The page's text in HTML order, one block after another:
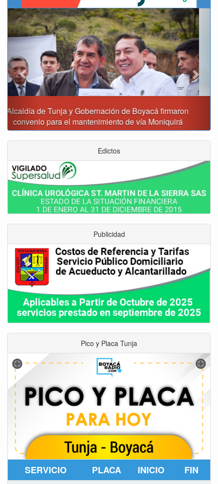
Reporte del tiempo en Boyacá para el viernes
Previous Next
Edictos
Publicidad
Pico y Placa Tunja
SERVICIO PLACA INICIO FIN